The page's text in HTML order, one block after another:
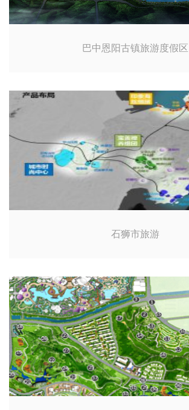
巴中恩阳古镇旅游度假区
石狮市旅游